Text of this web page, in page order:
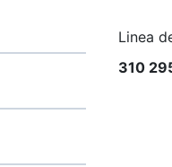
Linea
310